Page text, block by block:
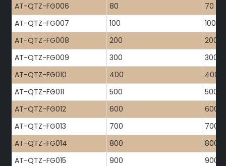
AT-QTZ-FG006
80
70
AT-QTZ-FG007
100
100
AT-QTZ-FG008
200
200
AT-QTZ-FG009
300
300
AT-QTZ-FG010
400
400
AT-QTZ-FG011
500
500
AT-QTZ-FG012
600
600
AT-QTZ-FG013
700
700
AT-QTZ-FG014
800
800
AT-QTZ-FG015
900
900